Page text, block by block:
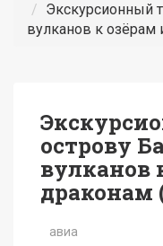
Экскурсионный
вулканов к озёрам
острову
вулканов
драконам
авиа